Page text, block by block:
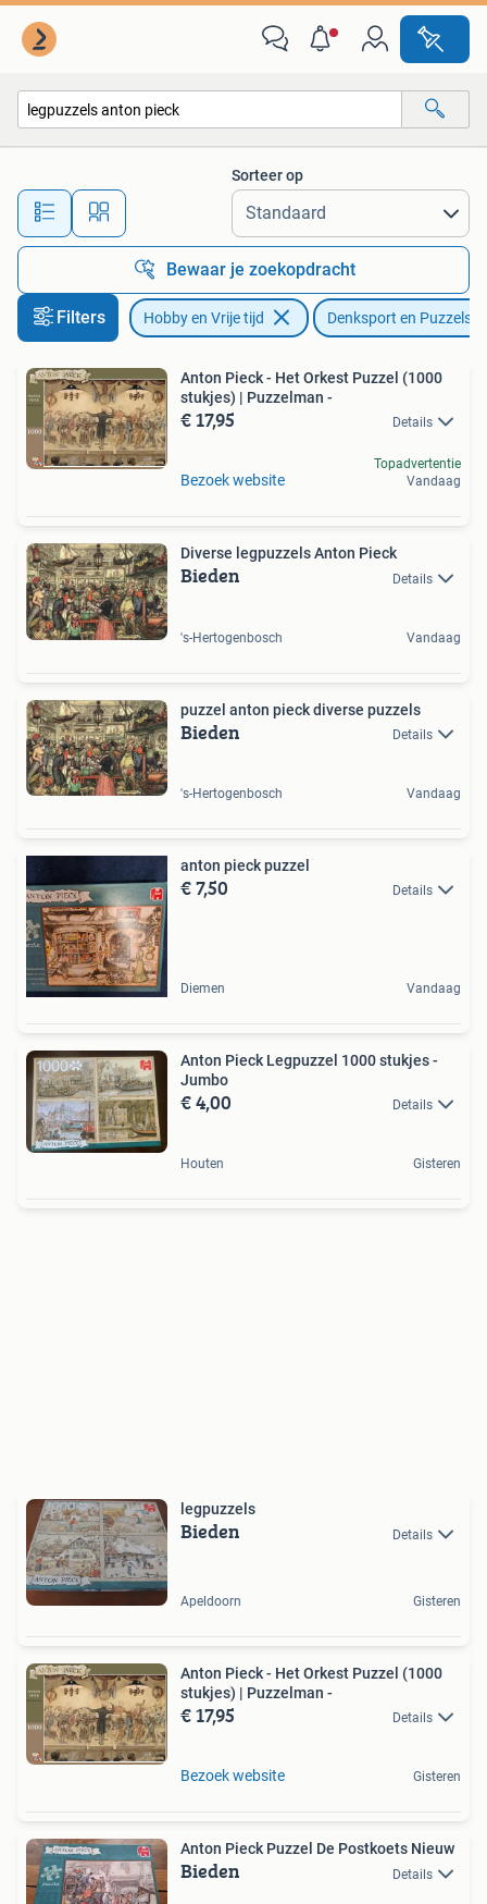
Alle afstanden…
Sorteer op
Bewaar je zoekopdracht
Filters Hobby en Vrije tijd Denksport en Puzzels
Anton Pieck - Het Orkest Puzzel (1000
stukjes) | Puzzelman -
€ 17,95 Details
Bezoek website
Topadvertentie
Vandaag
Diverse legpuzzels Anton Pieck
Bieden Details
's-Hertogenbosch Vandaag
puzzel anton pieck diverse puzzels
Bieden Details
's-Hertogenbosch Vandaag
anton pieck puzzel
€ 7,50 Details
Diemen Vandaag
Anton Pieck Legpuzzel 1000 stukjes -
Jumbo
€ 4,00 Details
Houten Gisteren
legpuzzels
Bieden Details
Apeldoorn Gisteren
Anton Pieck - Het Orkest Puzzel (1000
stukjes) | Puzzelman -
€ 17,95 Details
Bezoek website Gisteren
Anton Pieck Puzzel De Postkoets Nieuw
Bieden Details